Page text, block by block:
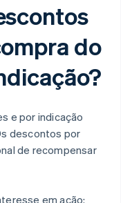
do
e por indicação
descontos por
de recompensar
em ação: